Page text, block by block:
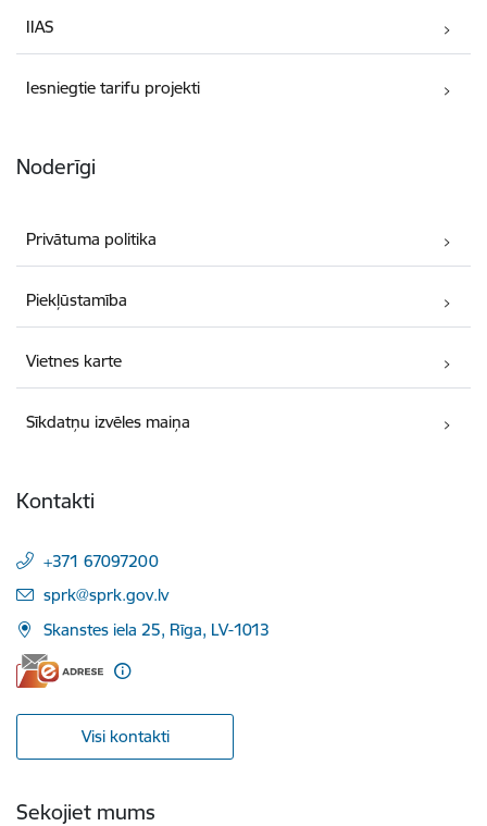
IIAS
Iesniegtie tarifu projekti
Noderīgi
Privātuma politika
Piekļūstamība
Vietnes karte
Sīkdatņu izvēles maiņa
Kontakti
+371 67097200
E-pasts:
sprk@sprk.gov.lv
Skanstes iela 25, Rīga, LV-1013
Visi kontakti
Sekojiet mums